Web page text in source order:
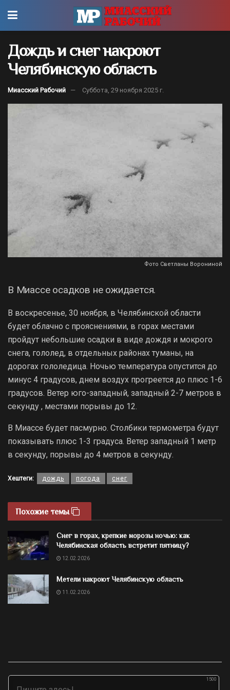
Дождь и снег накроют
Челябинскую область
Миасский Рабочий Суббота, 29 ноября 2025 г.
Фото Светланы Ворониной
В Миассе осадков не ожидается.
В воскресенье, 30 ноября, в Челябинской области
будет облачно с прояснениями, в горах местами
пройдут небольшие осадки в виде дождя и мокрого
снега, гололед, в отдельных районах туманы, на
дорогах гололедица. Ночью температура опустится до
минус 4 градусов, днем воздух прогреется до плюс 1-6
градусов. Ветер юго-западный, западный 2-7 метров в
секунду , местами порывы до 12.
В Миассе будет пасмурно. Столбики термометра будут
показывать плюс 1-3 градуса. Ветер западный 1 метр
в секунду, порывы до 4 метров в секунду.
Хештеги: дождь погода снег
Похожие темы
Снег в горах, крепкие морозы ночью: как
Челябинская область встретит пятницу?
12.02.2026
Метели накроют Челябинскую область
11.02.2026
1500